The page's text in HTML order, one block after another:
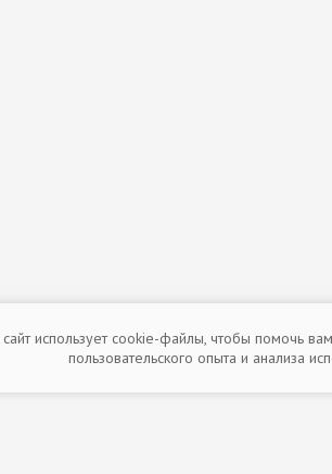
сайт использует cookie-файлы, чтобы помочь
пользовательского опыта и анализа